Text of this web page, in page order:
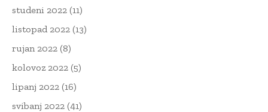
studeni 2022 (11)
listopad 2022 (13)
rujan 2022 (8)
kolovoz 2022 (5)
lipanj 2022 (16)
svibanj 2022 (41)